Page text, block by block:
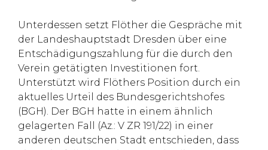
Unterdessen setzt Flöther die Gespräche mit
der Landeshauptstadt Dresden über eine
Entschädigungszahlung für die durch den
Verein getätigten Investitionen fort.
Unterstützt wird Flöthers Position durch ein
aktuelles Urteil des Bundesgerichtshofes
(BGH). Der BGH hatte in einem ähnlich
gelagerten Fall (Az.: V ZR 191/22) in einer
anderen deutschen Stadt entschieden, dass